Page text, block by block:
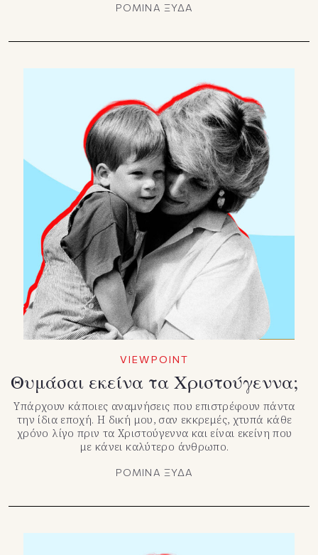
ΡΟΜΙΝΑ ΞΥΔΑ
VIEWPOINT
Θυμάσαι εκείνα τα Χριστούγεννα;
Υπάρχουν κάποιες αναμνήσεις που επιστρέφουν πάντα
την ίδια εποχή. Η δική μου, σαν εκκρεμές, χτυπά κάθε
χρόνο λίγο πριν τα Χριστούγεννα και είναι εκείνη που
με κάνει καλύτερο άνθρωπο.
ΡΟΜΙΝΑ ΞΥΔΑ